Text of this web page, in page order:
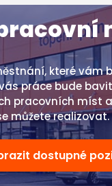
které vám
práce bude
pracovních míst
můžete realizovat.
dostupné